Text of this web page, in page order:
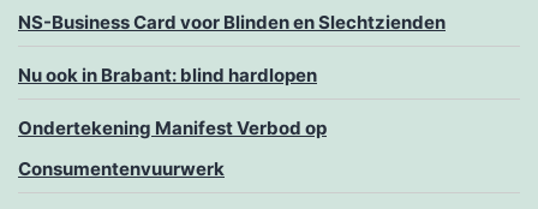
NS-Business Card voor Blinden en Slechtzienden
Nu ook in Brabant: blind hardlopen
Ondertekening Manifest Verbod op
Consumentenvuurwerk